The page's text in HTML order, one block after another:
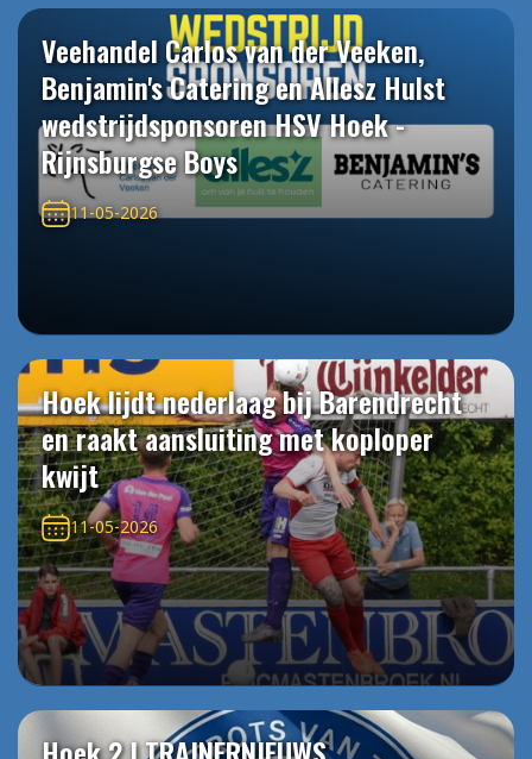
Veehandel Carlos van der Veeken,
Benjamin's Catering en Allesz Hulst
wedstrijdsponsoren HSV Hoek -
Rijnsburgse Boys
11-05-2026
Hoek lijdt nederlaag bij Barendrecht
en raakt aansluiting met koploper
kwijt
11-05-2026